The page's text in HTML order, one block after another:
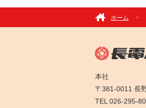
ホーム
本社
〒381-0011 長
TEL 026-295-